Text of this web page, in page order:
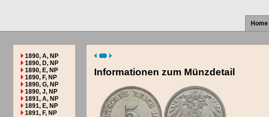
Home
1890, A, NP
1890, D, NP
1890, E, NP
1890, F, NP
1890, G, NP
1890, J, NP
1891, A, NP
1891, E, NP
1891, F, NP
Informationen zum Münzdetail